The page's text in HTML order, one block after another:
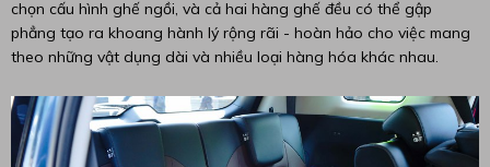
chọn cấu hình ghế ngồi, và cả hai hàng ghế đều có thể gập
phẳng tạo ra khoang hành lý rộng rãi - hoàn hảo cho việc mang
theo những vật dụng dài và nhiều loại hàng hóa khác nhau.